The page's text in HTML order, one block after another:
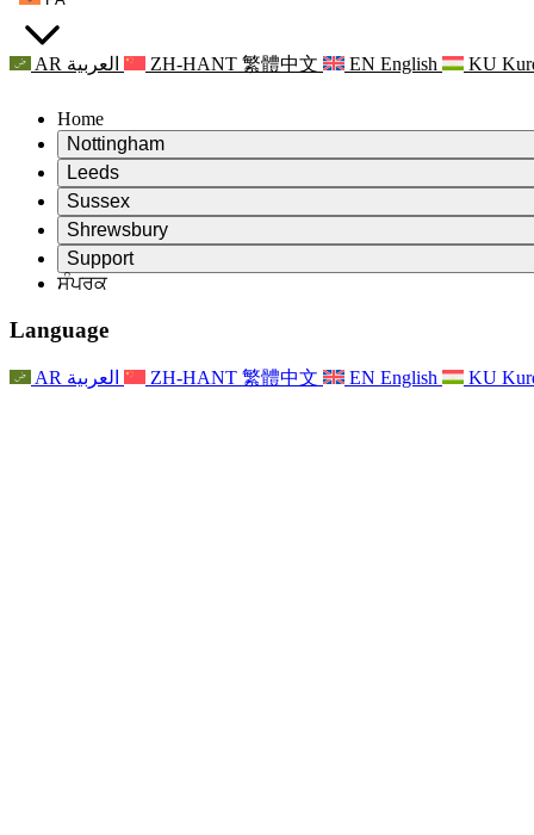
AR العربية ZH-HANT 繁體中文 EN English KU
Home
Nottingham
Review
ਸਮੀਖਿਆ ਦੇ ਚੇਅਰਮੈਨ
ਸੁਤੰਤਰ ਸਮੀਖਿਆ ਟੀਮ
ਸੰਦਰਭ ਦੀਆਂ ਸ਼ਰਤਾਂ
ਸੁਤੰਤਰ ਸਮੀਖਿਆ ਦੀ ਅੰਤਿਮ ਰਿਪੋਰਟ
ਅਕਸਰ ਪੁੱਛੇ ਜਾਣ ਵਾਲੇ ਸਵਾਲ
ਪਰਿਵਾਰਕ ਫੀਡਬੈਕ ਪ੍ਰਕਿਰਿਆ
ਨਿਊਜ਼ਲੈਟਰ
Leeds
Review
ਸਮੀਖਿਆ ਦੇ ਚੇਅਰਮੈਨ
ਸੁਤੰਤਰ ਸਮੀਖਿਆ ਟੀਮ
ਹਵਾਲੇ ਦੀਆਂ ਸ਼ਰਤਾਂ
ਸੰਪਰਕ
ਪਰਿਵਾਰਾਂ ਲਈ ਮਨੋਵਿਗਿਆਨਕ ਸਹਾਇਤਾ
ਪਰਿਵਾਰਾਂ ਲਈ ਅੱਪਡੇਟ
ਘਟਨਾਵਾਂ
For Staff
Sussex
Review
ਸਮੀਖਿਆ ਦੇ ਚੇਅਰਮੈਨ
ਸੁਤੰਤਰ ਸਮੀਖਿਆ ਟੀਮ
ਸੰਦਰਭ ਦੀਆਂ ਸ਼ਰਤਾਂ
For Families
ਪਰਿਵਾਰਾਂ ਲਈ ਅੱਪਡੇਟ
Shrewsbury
Review
ਜਣੇਪਾ ਸਮੀਖਿਆ ਵਾਸਤੇ ਸੰਦਰਭ ਦੀਆਂ ਸ਼ਰਤਾਂ
ਸੁਤੰਤਰ ਸਮੀਖਿਆ ਦੀ ਅੰਤਿਮ ਰਿਪੋਰਟ
ਸੁਤੰਤਰ ਸਮੀਖਿਆ ਦੀ ਪਹਿਲੀ ਰਿਪੋਰਟ
For Families
Support
Leeds
Nottingham
ਪਰਿਵਾਰਕ ਮਨੋਵਿਗਿਆਨਕ ਸਹਾਇਤਾ ਸੇਵਾ
ਮਾਨਸਿਕ ਸਿਹਤ ਸੰਕਟ ਸਹਾਇਤਾ
ਖੇਤਰੀ ਸੇਵਾਵਾਂ ਨੌਟਿੰਘਮ
ਸੰਪਰਕ
Language
AR العربية ZH-HANT 繁體中文 EN English KU